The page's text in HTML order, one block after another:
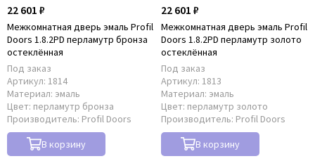
22 601 ₽
Межкомнатная дверь эмаль Profil
Doors 1.8.2PD перламутр бронза
остеклённая
Под заказ
Артикул: 1814
Материал: эмаль
Цвет: перламутр бронза
Производитель: Profil Doors
В корзину
22 601 ₽
Межкомнатная дверь эмаль Profil
Doors 1.8.2PD перламутр золото
остеклённая
Под заказ
Артикул: 1813
Материал: эмаль
Цвет: перламутр золото
Производитель: Profil Doors
В корзину